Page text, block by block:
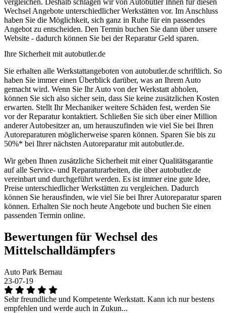
Wechsel Angebote unterschiedlicher Werkstätten vor. Im Anschluss
haben Sie die Möglichkeit, sich ganz in Ruhe für ein passendes
Angebot zu entscheiden. Den Termin buchen Sie dann über unsere
Website - dadurch können Sie bei der Reparatur Geld sparen.
Ihre Sicherheit mit autobutler.de
Sie erhalten alle Werkstattangeboten von autobutler.de schriftlich. So
haben Sie immer einen Überblick darüber, was an Ihrem Auto
gemacht wird. Wenn Sie Ihr Auto von der Werkstatt abholen,
können Sie sich also sicher sein, dass Sie keine zusätzlichen Kosten
erwarten. Stellt Ihr Mechaniker weitere Schäden fest, werden Sie
vor der Reparatur kontaktiert. Schließen Sie sich über einer Million
anderer Autobesitzer an, um herauszufinden wie viel Sie bei Ihren
Autoreparaturen möglicherweise sparen können. Sparen Sie bis zu
50%* bei Ihrer nächsten Autoreparatur mit autobutler.de.
Wir geben Ihnen zusätzliche Sicherheit mit einer Qualitätsgarantie
auf alle Service- und Reparaturarbeiten, die über autobutler.de
vereinbart und durchgeführt werden. Es ist immer eine gute Idee,
Preise unterschiedlicher Werkstätten zu vergleichen. Dadurch
können Sie herausfinden, wie viel Sie bei Ihrer Autoreparatur sparen
können. Erhalten Sie noch heute Angebote und buchen Sie einen
passenden Termin online.
Bewertungen für Wechsel des
Mittelschalldämpfers
Auto Park Bernau
23-07-19
Sehr freundliche und Kompetente Werkstatt. Kann ich nur bestens
empfehlen und werde auch in Zukun...